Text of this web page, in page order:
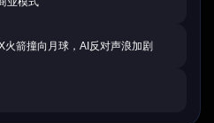
箭撞向月球，AI反对声浪加剧